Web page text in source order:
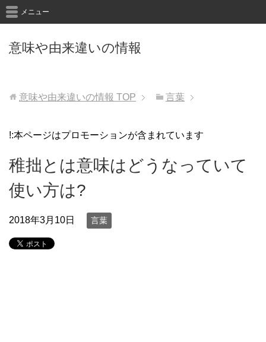
意味や由来違いの情報
メニュー
意味や由来違いの情報 TOP 言葉
!:本ページはプロモーションが含まれています
稚拙とは意味はどうなっていて
使い方は?
2018年3月10日 言葉